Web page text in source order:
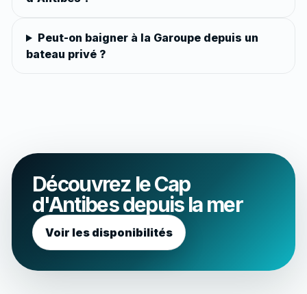
Peut-on baigner à la Garoupe depuis un
bateau privé ?
Découvrez le Cap
d'Antibes depuis la mer
Voir les disponibilités